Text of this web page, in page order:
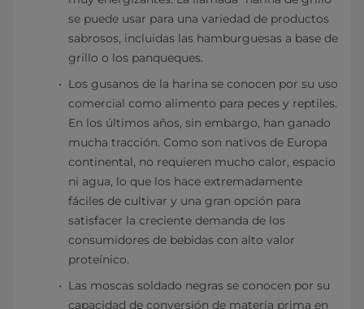
se puede usar para una variedad de productos
sabrosos, incluidas las hamburguesas a base de
grillo o los panqueques.
Los gusanos de la harina se conocen por su uso
comercial como alimento para peces y reptiles.
En los últimos años, sin embargo, han ganado
mucha tracción. Como son nativos de Europa
continental, no requieren mucho calor, espacio
ni agua, lo que los hace extremadamente
fáciles de cultivar y una gran opción para
satisfacer la creciente demanda de los
consumidores de bebidas con alto valor
proteínico.
Las moscas soldado negras se conocen por su
capacidad de conversión de materia prima en